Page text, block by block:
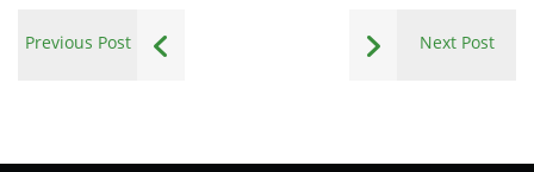
Previous Post Next Post